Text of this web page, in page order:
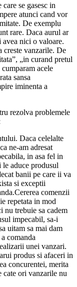
se gasesc in
atunci cand vor
De exemplu
rare. Daca aurul ar
avea nici o valoare.
creste vanzarile. De
„in curand pretul
acele
sansa
iminenta a
rezolva problemele
Daca celelalte
ne-am adresat
in asa fel in
aduce produsul
banii pe care ii va
si exceptii
comenzii
repetata in mod
nu trebuie sa cadem
impecabil, sa-i
uitam sa mai dam
comanda
unei vanzari.
produs si afaceri in
concurentei, merita
cate ori vanzarile nu